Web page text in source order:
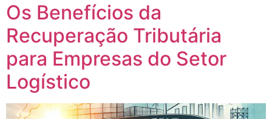
Os Benefícios da
Recuperação Tributária
para Empresas do Setor
Logístico